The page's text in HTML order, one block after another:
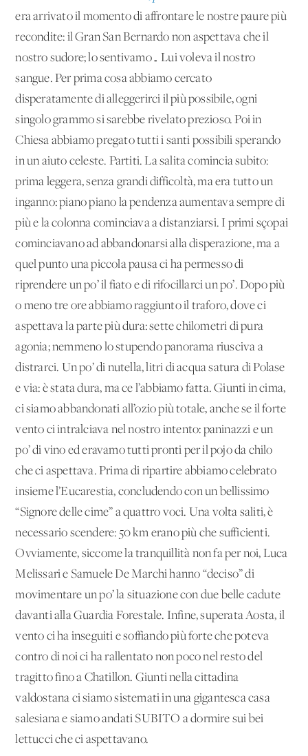
era arrivato il momento di affrontare le nostre paure più
recondite: il Gran San Bernardo non aspettava che il
nostro sudore; lo sentivamo… Lui voleva il nostro
sangue. Per prima cosa abbiamo cercato
disperatamente di alleggerirci il più possibile, ogni
singolo grammo si sarebbe rivelato prezioso. Poi in
Chiesa abbiamo pregato tutti i santi possibili sperando
in un aiuto celeste. Partiti. La salita comincia subito:
prima leggera, senza grandi difficoltà, ma era tutto un
inganno: piano piano la pendenza aumentava sempre di
più e la colonna cominciava a distanziarsi. I primi sçopai
cominciavano ad abbandonarsi alla disperazione, ma a
quel punto una piccola pausa ci ha permesso di
riprendere un po’ il fiato e di rifocillarci un po’. Dopo più
o meno tre ore abbiamo raggiunto il traforo, dove ci
aspettava la parte più dura: sette chilometri di pura
agonia; nemmeno lo stupendo panorama riusciva a
distrarci. Un po’ di nutella, litri di acqua satura di Polase
e via: è stata dura, ma ce l’abbiamo fatta. Giunti in cima,
ci siamo abbandonati all’ozio più totale, anche se il forte
vento ci intralciava nel nostro intento: paninazzi e un
po’ di vino ed eravamo tutti pronti per il pojo da chilo
che ci aspettava. Prima di ripartire abbiamo celebrato
insieme l’Eucarestia, concludendo con un bellissimo
“Signore delle cime” a quattro voci. Una volta saliti, è
necessario scendere: 50 km erano più che sufficienti.
Ovviamente, siccome la tranquillità non fa per noi, Luca
Melissari e Samuele De Marchi hanno “deciso” di
movimentare un po’ la situazione con due belle cadute
davanti alla Guardia Forestale. Infine, superata Aosta, il
vento ci ha inseguiti e soffiando più forte che poteva
contro di noi ci ha rallentato non poco nel resto del
tragitto fino a Chatillon. Giunti nella cittadina
valdostana ci siamo sistemati in una gigantesca casa
salesiana e siamo andati SUBITO a dormire sui bei
lettucci che ci aspettavano.